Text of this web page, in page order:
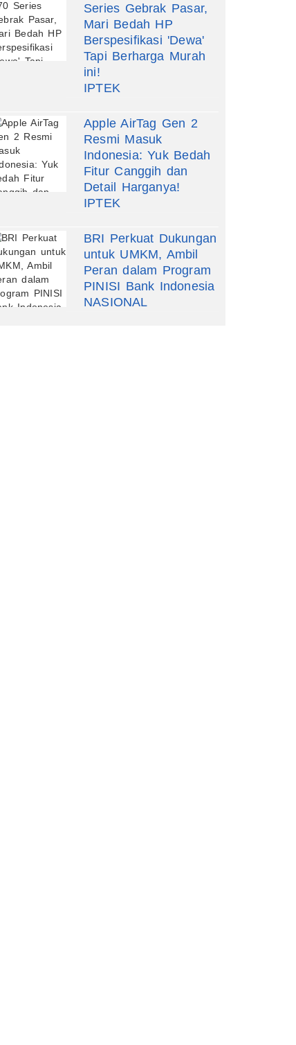
Series Gebrak Pasar,
Mari Bedah HP
Berspesifikasi 'Dewa'
Tapi Berharga Murah
ini!
IPTEK
Apple AirTag Gen 2
Resmi Masuk
Indonesia: Yuk Bedah
Fitur Canggih dan
Detail Harganya!
IPTEK
BRI Perkuat Dukungan
untuk UMKM, Ambil
Peran dalam Program
PINISI Bank Indonesia
NASIONAL